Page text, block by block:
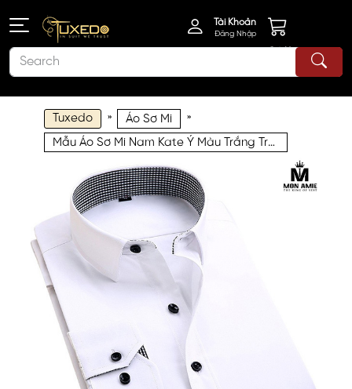
Tài Khoản
Đăng Nhập
Giỏ Hàng
Tuxedo » Áo Sơ Mi »
Mẫu Áo Sơ Mi Nam Kate Ý Màu Trắng Trơn